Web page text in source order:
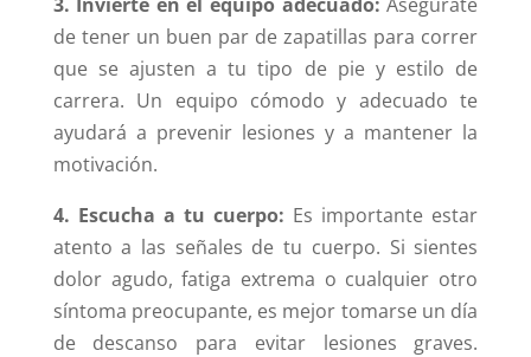
de tener un buen par de zapatillas para correr
que se ajusten a tu tipo de pie y estilo de
carrera. Un equipo cómodo y adecuado te
ayudará a prevenir lesiones y a mantener la
motivación.
4. Escucha a tu cuerpo: Es importante estar
atento a las señales de tu cuerpo. Si sientes
dolor agudo, fatiga extrema o cualquier otro
síntoma preocupante, es mejor tomarse un día
de descanso para evitar lesiones graves.